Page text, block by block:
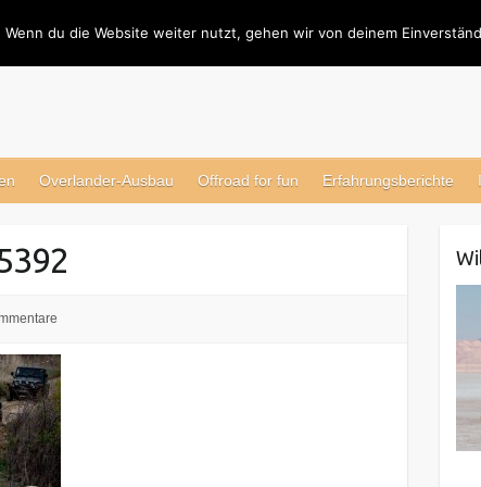
Overlander-Ausbau Offroad for fun Erfahrungsberichte
du die Website weiter nutzt, gehen wir von deinem